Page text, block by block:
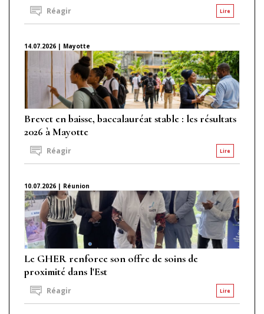
Lire
Réagir
14.07.2026 | Mayotte
Brevet en baisse, baccalauréat stable : les résultats
2026 à Mayotte
Lire
Réagir
10.07.2026 | Réunion
Le GHER renforce son offre de soins de
proximité dans l'Est
Lire
Réagir